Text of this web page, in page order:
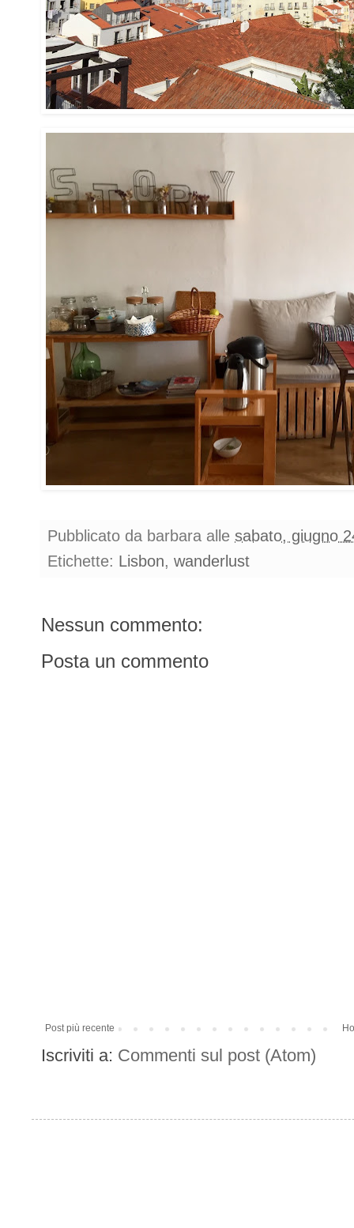
Pubblicato da barbara alle sabato, giugno
Etichette: Lisbon, wanderlust
Nessun commento:
Posta un commento
Post più recente
Iscriviti a: Commenti sul post (Atom)